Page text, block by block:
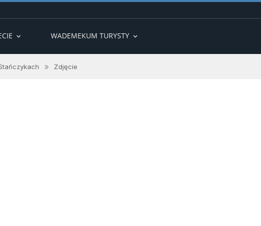
expand_more WADEMEKUM TURYSTY expand_more
» Zdjęcie